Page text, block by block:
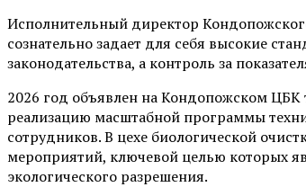
Исполнительный директор
сознательно задает для себя высокие
законодательства, а контроль за
2026 год объявлен на Кондопожском ЦБК
реализацию масштабной программы
сотрудников. В цехе биологической
мероприятий, ключевой целью которых
экологического разрешения.